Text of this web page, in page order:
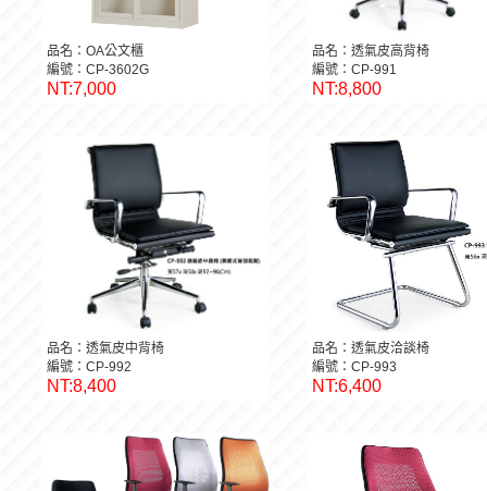
品名：OA公文櫃
編號：CP-3602G
NT:7,000
品名：透氣皮高背椅
編號：CP-991
NT:8,800
品名：透氣皮中背椅
編號：CP-992
NT:8,400
品名：透氣皮洽談椅
編號：CP-993
NT:6,400